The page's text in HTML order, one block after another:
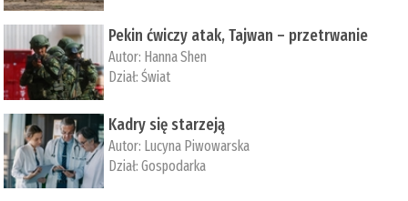
Pekin ćwiczy atak, Tajwan – przetrwanie
Autor: ­Hanna Shen
Dział:Świat
Kadry się starzeją
Autor: Lucyna Piwowarska
Dział:Gospodarka